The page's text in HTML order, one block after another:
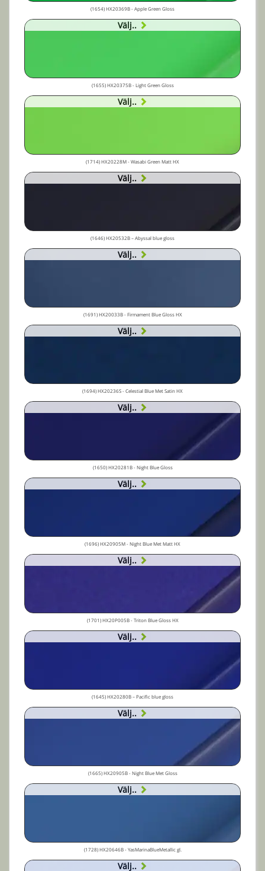
(1654) HX20369B - Apple Green Gloss
Välj..
(1655) HX20375B - Light Green Gloss
Välj..
(1714) HX20228M - Wasabi Green Matt HX
Välj..
(1646) HX20532B – Abyssal blue gloss
Välj..
(1691) HX20033B - Firmament Blue Gloss HX
Välj..
(1694) HX20236S - Celestial Blue Met Satin HX
Välj..
(1650) HX20281B - Night Blue Gloss
Välj..
(1696) HX20905M - Night Blue Met Matt HX
Välj..
(1701) HX20P005B - Triton Blue Gloss HX
Välj..
(1645) HX20280B – Pacific blue gloss
Välj..
(1665) HX20905B - Night Blue Met Gloss
Välj..
(1728) HX20646B - YasMarinaBlueMetallic gl.
Välj..